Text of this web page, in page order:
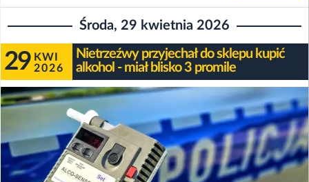
Środa, 29 kwietnia 2026
29 KWI
2026
Nietrzeźwy przyjechał do sklepu kupić
alkohol - miał blisko 3 promile